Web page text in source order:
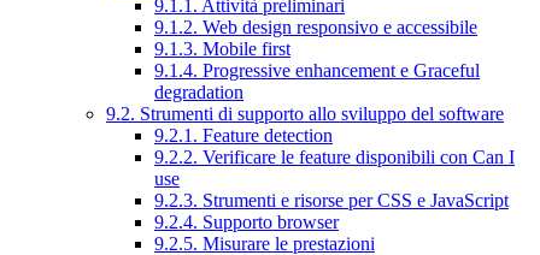
9.1.1. Attività preliminari
9.1.2. Web design responsivo e accessibile
9.1.3. Mobile first
9.1.4. Progressive enhancement e Graceful
degradation
9.2. Strumenti di supporto allo sviluppo del software
9.2.1. Feature detection
9.2.2. Verificare le feature disponibili con Can I
use
9.2.3. Strumenti e risorse per CSS e JavaScript
9.2.4. Supporto browser
9.2.5. Misurare le prestazioni